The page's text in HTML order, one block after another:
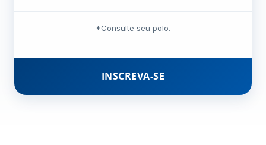
*Consulte seu polo.
INSCREVA-SE